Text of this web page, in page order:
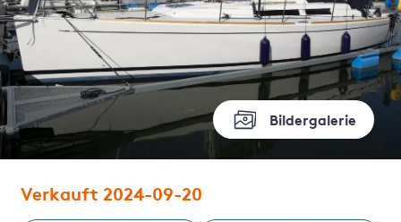
Bildergalerie
Verkauft 2024-09-20